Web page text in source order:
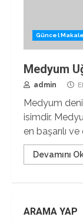
Güncel
Medyum
admin
Medyum
isimdir.
en başarılı
Devamını
ARAMA YAP